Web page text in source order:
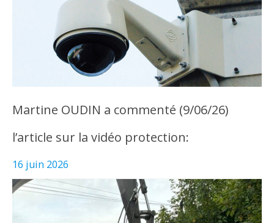
Martine OUDIN a commenté (9/06/26)
l’article sur la vidéo protection:
16 juin 2026